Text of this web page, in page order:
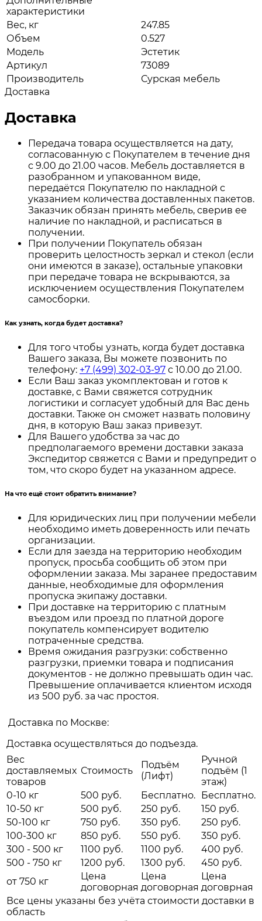
характеристики
Вес, кг
247.85
Объем
0.527
Модель
Эстетик
Артикул
73089
Производитель
Сурская мебель
Доставка
Доставка
Передача товара осуществляется на дату,
согласованную с Покупателем в течение дня
с 9.00 до 21.00 часов. Мебель доставляется в
разобранном и упакованном виде,
передаётся Покупателю по накладной с
указанием количества доставленных пакетов.
Заказчик обязан принять мебель, сверив ее
наличие по накладной, и расписаться в
получении.
При получении Покупатель обязан
проверить целостность зеркал и стекол (если
они имеются в заказе), остальные упаковки
при передаче товара не вскрываются, за
исключением осуществления Покупателем
самосборки.
Как узнать, когда будет доставка?
Для того чтобы узнать, когда будет доставка
Вашего заказа, Вы можете позвонить по
телефону: +7 (499) 302-03-97 с 10.00 до 21.00.
Если Ваш заказ укомплектован и готов к
доставке, с Вами свяжется сотрудник
логистики и согласует удобный для Вас день
доставки. Также он сможет назвать половину
дня, в которую Ваш заказ привезут.
Для Вашего удобства за час до
предполагаемого времени доставки заказа
Экспедитор свяжется с Вами и предупредит о
том, что скоро будет на указанном адресе.
На что ещё стоит обратить внимание?
Для юридических лиц при получении мебели
необходимо иметь доверенность или печать
организации.
Если для заезда на территорию необходим
пропуск, просьба сообщить об этом при
оформлении заказа. Мы заранее предоставим
данные, необходимые для оформления
пропуска экипажу доставки.
При доставке на территорию с платным
въездом или проезд по платной дороге
покупатель компенсирует водителю
потраченные средства.
Время ожидания разгрузки: собственно
разгрузки, приемки товара и подписания
документов - не должно превышать один час.
Превышение оплачивается клиентом исходя
из 500 руб. за час простоя.
Доставка по Москве:
Доставка осуществляться до подъезда.
Вес
доставляемых
товаров
Стоимость
Подъём
(Лифт)
Ручной
подъём (1
этаж)
0-10 кг
500 руб. Бесплатно. Бесплатно.
10-50 кг
500 руб. 250 руб.
150 руб.
50-100 кг
750 руб. 350 руб.
250 руб.
100-300 кг
850 руб. 550 руб.
350 руб.
300 - 500 кг
1100 руб. 1100 руб.
400 руб.
500 - 750 кг
1200 руб. 1300 руб.
450 руб.
от 750 кг
Цена
договорная
Цена
договорная
Цена
договрная
Все цены указаны без учёта стоимости доставки в
область